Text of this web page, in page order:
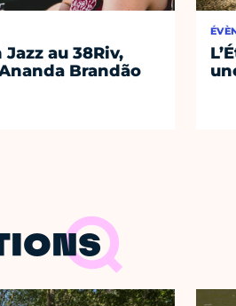
au 38Riv,
Brandão